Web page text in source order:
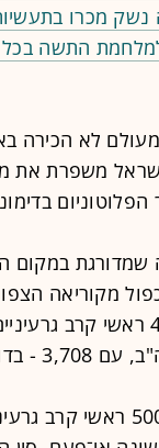
נשק מכרו
התשה בכל
מעולם לא הכירה
משפרת את
שמדורגת במקום
במקום השלישי, נמצאת